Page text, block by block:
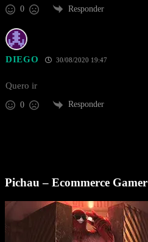
0 Responder
DIEGO 30/08/2020 19:47
Quero ir
0 Responder
Pichau – Ecommerce Gamer